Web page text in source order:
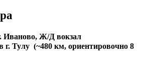
Иваново, Ж/Д вокзал
Тулу (~480 км, ориентировочно 8